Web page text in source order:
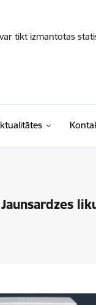
tikt izmantotas